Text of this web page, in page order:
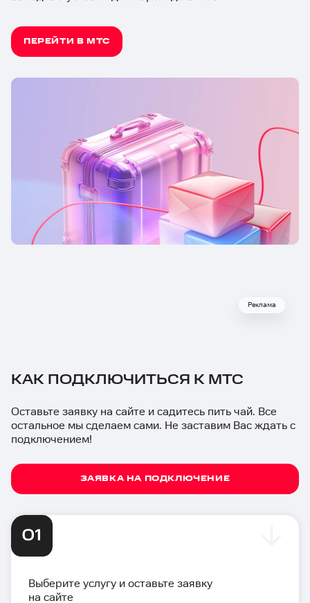
ПЕРЕЙТИ В МТС
Реклама
КАК ПОДКЛЮЧИТЬСЯ К МТС
Оставьте заявку на сайте и садитесь пить чай. Все
остальное мы сделаем сами. Не заставим Вас ждать с
подключением!
ЗАЯВКА НА ПОДКЛЮЧЕНИЕ
Выберите услугу и оставьте заявку
на сайте